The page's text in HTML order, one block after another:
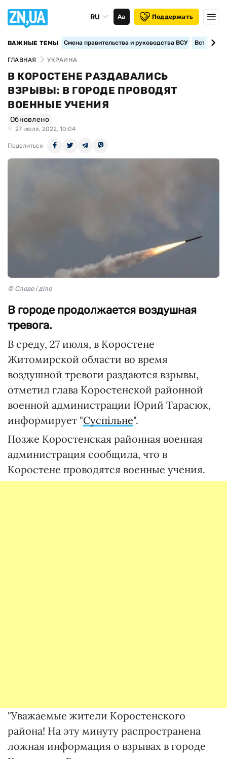
RU Аа Поддержать
ВАЖНЫЕ ТЕМЫ Смена правительства и руководства ВСУ
ГЛАВНАЯ УКРАИНА
В КОРОСТЕНЕ РАЗДАВАЛИСЬ
ВЗРЫВЫ: В ГОРОДЕ ПРОВОДЯТ
ВОЕННЫЕ УЧЕНИЯ
Обновлено
27 июля, 2022, 10:04
Поделиться
© Слово і діло
В городе продолжается воздушная
тревога.
В среду, 27 июля, в Коростене
Житомирской области во время
воздушной тревоги раздаются взрывы,
отметил глава Коростенской районной
военной администрации Юрий Тарасюк,
информирует "Суспільне".
Позже Коростенская районная военная
администрация сообщила, что в
Коростене проводятся военные учения.
"Уважаемые жители Коростенского
района! На эту минуту распространена
ложная информация о взрывах в городе